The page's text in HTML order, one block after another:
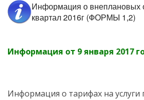
Информация о внеплановых
квартал 2016г (ФОРМЫ 1,2)
Информация от 9 января 2017
Информация о тарифах на услуги